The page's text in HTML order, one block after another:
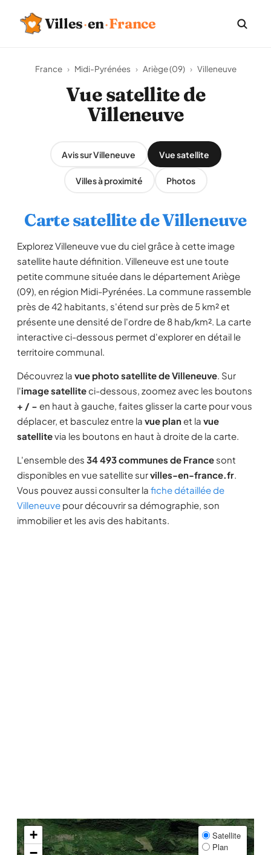
Villes·en·France
France › Midi-Pyrénées › Ariège (09) › Villeneuve
Vue satellite de
Villeneuve
Avis sur Villeneuve Vue satellite
Villes à proximité Photos
Carte satellite de Villeneuve
Explorez Villeneuve vue du ciel grâce à cette image
satellite haute définition. Villeneuve est une toute
petite commune située dans le département Ariège
(09), en région Midi-Pyrénées. La commune rassemble
près de 42 habitants, s'étend sur près de 5 km² et
présente une densité de l'ordre de 8 hab/km². La carte
interactive ci-dessous permet d'explorer en détail le
territoire communal.
Découvrez la vue photo satellite de Villeneuve. Sur
l'image satelliteci-dessous, zoomez avec les boutons
+ / − en haut à gauche, faites glisser la carte pour vous
déplacer, et basculez entre la vue planet la vue
satellitevia les boutons en haut à droite de la carte.
L'ensemble des 34 493 communes de France sont
disponibles en vue satellite survilles-en-france.fr.
Vous pouvez aussi consulter la fiche détaillée de
Villeneuve pour découvrir sa démographie, son
immobilier et les avis des habitants.
+
Satellite
Plan